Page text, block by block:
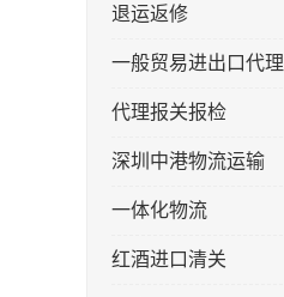
退运返修
一般贸易进出口代理
代理报关报检
深圳中港物流运输
一体化物流
红酒进口清关